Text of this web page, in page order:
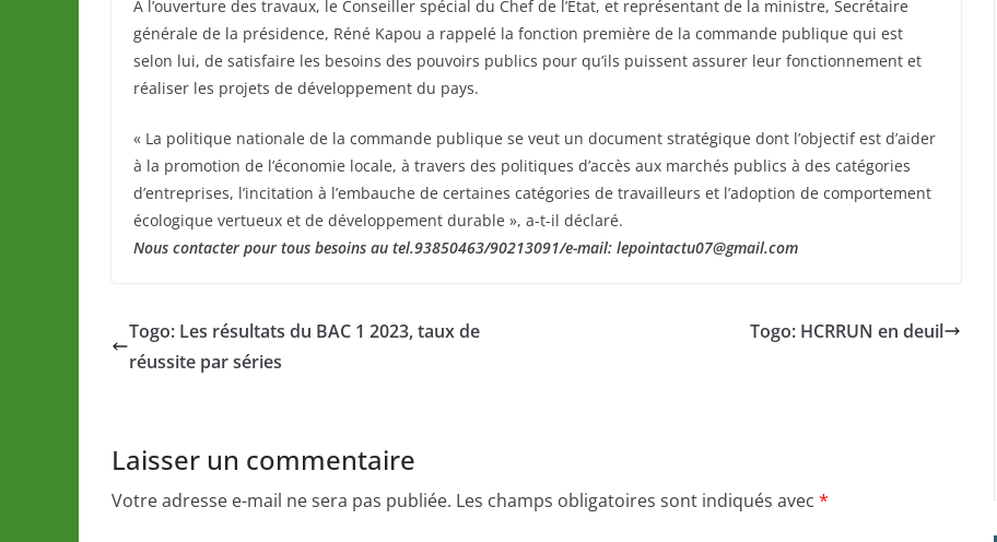
À l’ouverture des travaux, le Conseiller spécial du Chef de l’État, et représentant de la ministre, Secrétaire
générale de la présidence, Réné Kapou a rappelé la fonction première de la commande publique qui est
selon lui, de satisfaire les besoins des pouvoirs publics pour qu’ils puissent assurer leur fonctionnement et
réaliser les projets de développement du pays.
« La politique nationale de la commande publique se veut un document stratégique dont l’objectif est d’aider
à la promotion de l’économie locale, à travers des politiques d’accès aux marchés publics à des catégories
d’entreprises, l’incitation à l’embauche de certaines catégories de travailleurs et l’adoption de comportement
écologique vertueux et de développement durable », a-t-il déclaré.
Nous contacter pour tous besoins au tel.93850463/90213091/e-mail: lepointactu07@gmail.com
Togo: Les résultats du BAC 1 2023, taux de
réussite par séries
Togo: HCRRUN en deuil
Laisser un commentaire
Votre adresse e-mail ne sera pas publiée. Les champs obligatoires sont indiqués avec *